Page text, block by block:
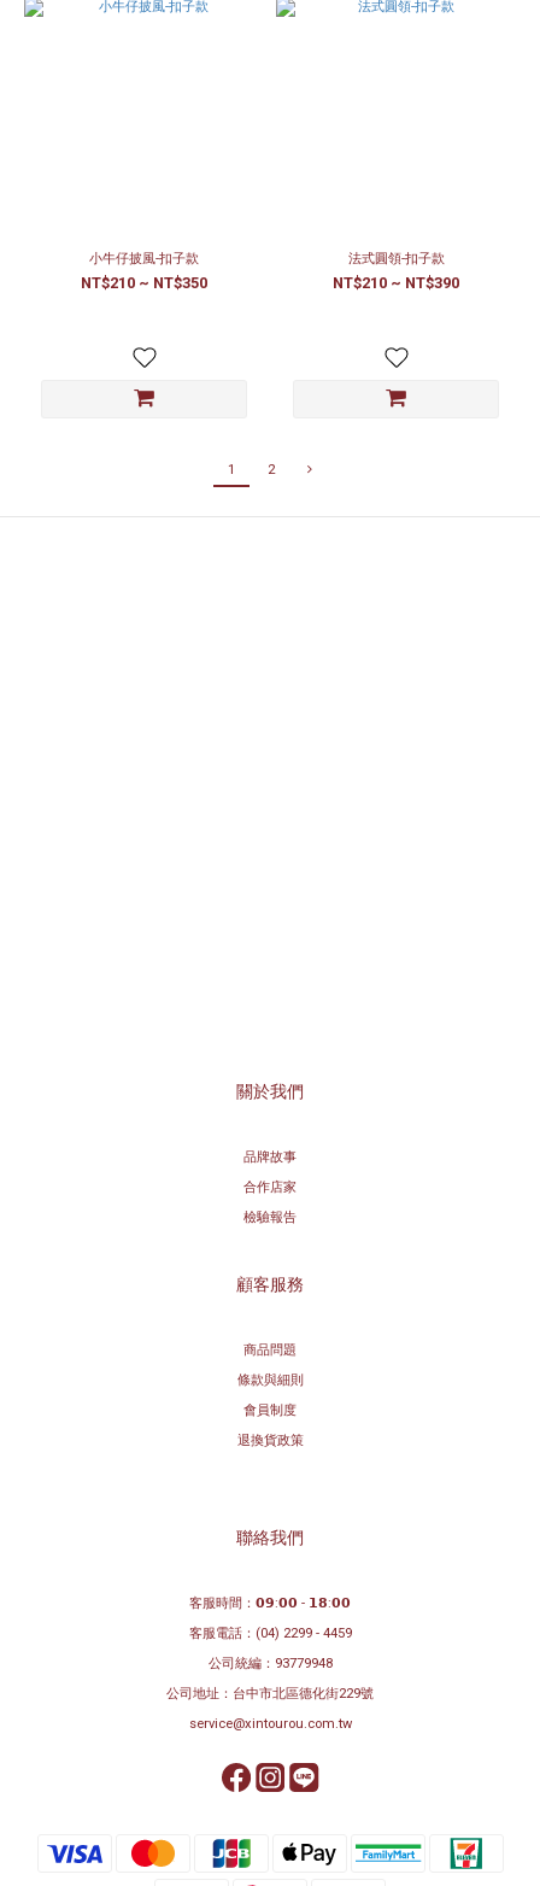
小牛仔披風-扣子款
NT$210 ~ NT$350
法式圓領-扣子款
NT$210 ~ NT$390
1 2
關於我們
品牌故事
合作店家
檢驗報告
顧客服務
商品問題
條款與細則
會員制度
退換貨政策
聯絡我們
客服時間：𝟬𝟵:𝟬𝟬 - 𝟭𝟴:𝟬𝟬
客服電話： (04) 2299 - 4459
公司統編：93779948
公司地址： 台中市北區德化街229號
service@xintourou.com.tw